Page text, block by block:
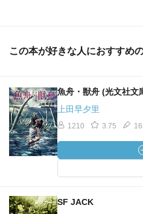
この本が好きな人におすすめ
魚舟・獣舟 (光文社文
上田早夕里
1210 3.75
SF JACK